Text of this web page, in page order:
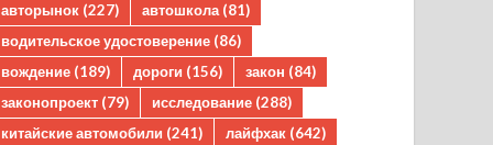
авторынок (227) автошкола (81)
водительское удостоверение (86)
вождение (189) дороги (156) закон (84)
законопроект (79) исследование (288)
китайские автомобили (241) лайфхак (642)